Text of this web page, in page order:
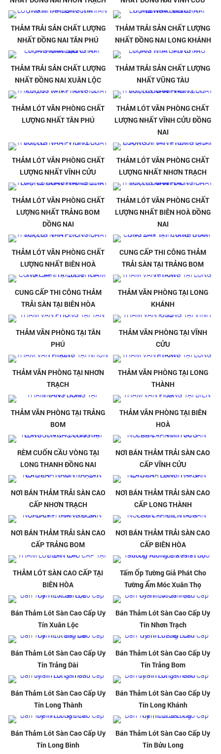
THẢM TRẢI SẢN CHẤT LƯỢNG
NHẤT ĐỒNG NAI TÂN PHÚ
THẢM TRẢI SẢN CHẤT LƯỢNG
NHẤT ĐỒNG NAI LONG KHÁNH
THẢM TRẢI SẢN CHẤT LƯỢNG
NHẤT ĐỒNG NAI XUÂN LỘC
THẢM TRẢI SẢN CHẤT LƯỢNG
NHẤT VŨNG TÀU
THẢM LÓT VĂN PHÒNG CHẤT
LƯỢNG NHẤT TÂN PHÚ
THẢM LÓT VĂN PHÒNG CHẤT
LƯỢNG NHẤT VĨNH CỬU ĐỒNG
NAI
THẢM LÓT VĂN PHÒNG CHẤT
LƯỢNG NHẤT VĨNH CỬU
THẢM LÓT VĂN PHÒNG CHẤT
LƯỢNG NHẤT NHƠN TRẠCH
THẢM LÓT VĂN PHÒNG CHẤT
LƯỢNG NHẤT TRẢNG BOM
DỒNG NAI
THẢM LÓT VĂN PHÒNG CHẤT
LƯỢNG NHẤT BIÊN HOÀ ĐỒNG
NAI
THẢM LÓT VĂN PHÒNG CHẤT
LƯỢNG NHẤT BIÊN HOÀ
CUNG CẤP THI CÔNG THẢM
TRẢI SÀN TẠI TRẢNG BOM
CUNG CẤP THI CÔNG THẢM
TRẢI SÀN TẠI BIÊN HÒA
THẢM VĂN PHÒNG TẠI LONG
KHÁNH
THẢM VĂN PHÒNG TẠI TÂN
PHÚ
THẢM VĂN PHÒNG TẠI VĨNH
CỬU
THẢM VĂN PHÒNG TẠI NHƠN
TRẠCH
THẢM VĂN PHÒNG TẠI LONG
THÀNH
THẢM VĂN PHÒNG TẠI TRẢNG
BOM
THẢM VĂN PHÒNG TẠI BIÊN
HOÀ
RÈM CUỐN CẦU VÒNG TẠI
LONG THANH ĐỒNG NAI
NƠI BÁN THẢM TRẢI SÀN CAO
CẤP VĨNH CỬU
NƠI BÁN THẢM TRẢI SÀN CAO
CẤP NHƠN TRẠCH
NƠI BÁN THẢM TRẢI SÀN CAO
CẤP LONG THÀNH
NƠI BÁN THẢM TRẢI SÀN CAO
CẤP TRẢNG BOM
NƠI BÁN THẢM TRẢI SÀN CAO
CẤP BIÊN HÒA
THẢM LÓT SÀN CAO CẤP TẠI
BIÊN HÒA
Tấm Ốp Tường Giả Phát Cho
Tường Ẩm Móc Xuân Thọ
Bán Thảm Lót Sàn Cao Cấp Uy
Tín Xuân Lộc
Bán Thảm Lót Sàn Cao Cấp Uy
Tín Nhơn Trạch
Bán Thảm Lót Sàn Cao Cấp Uy
Tín Trảng Dài
Bán Thảm Lót Sàn Cao Cấp Uy
Tín Trảng Bom
Bán Thảm Lót Sàn Cao Cấp Uy
Tín Long Thành
Bán Thảm Lót Sàn Cao Cấp Uy
Tín Long Khánh
Bán Thảm Lót Sàn Cao Cấp Uy
Tín Long Bình
Bán Thảm Lót Sàn Cao Cấp Uy
Tín Bửu Long